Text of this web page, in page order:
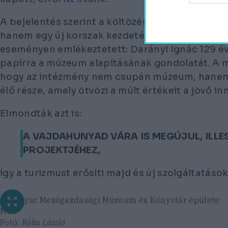
A bejelentés szerint a költözés nem csupán
hanem egy új korszak kezdetét is. Nagy István
eseményen emlékeztetett: Darányi Ignác 129
papírra a múzeum alapításának gondolatát. A
hogy az intézmény nem csupán múzeum,
élő része, amely ötvözi a múlt értékeit a jövő
Elmondták azt is:
A VAJDAHUNYAD VÁRA IS MEGÚJUL,
PROJEKTJÉHEZ,
így a turizmust erősíti majd és új
A Magyar Mezőgazdasági Múzeum és Könyvtár épülete
MTI
Fotó: Róka László